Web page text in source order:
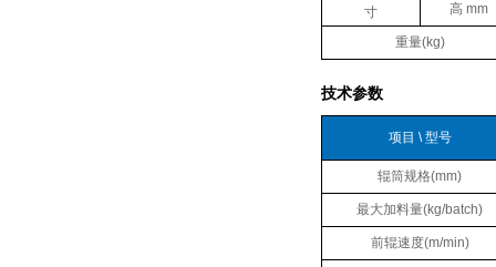
寸
高 mm
重量(kg)
技术参数
项目 \ 型号
辊筒规格(mm)
最大加料量(kg/batch)
前辊速度(m/min)